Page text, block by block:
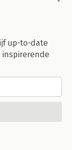
up-to-date